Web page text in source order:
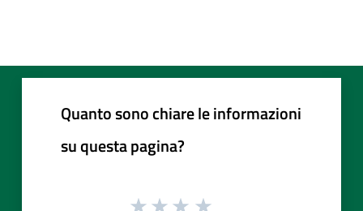
Quanto sono chiare le informazioni
su questa pagina?